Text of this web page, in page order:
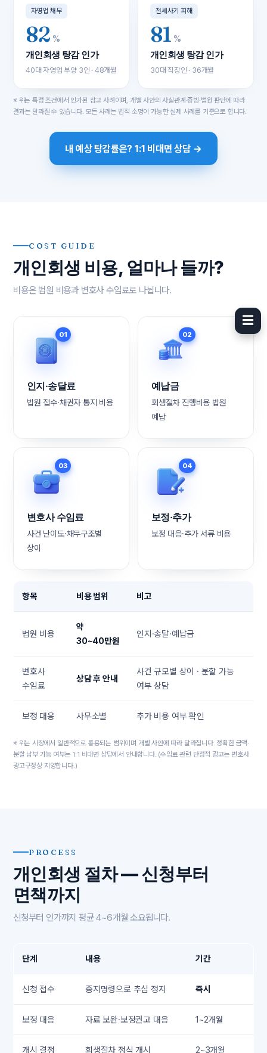
자영업 채무
82 %
개인회생 탕감 인가
40대 자영업 부양 3인 · 48개월
전세사기 피해
81 %
개인회생 탕감 인가
30대 직장인 · 36개월
※ 위는 특정 조건에서 인가된 참고 사례이며, 개별 사안의 사실관계·증빙·법원 판단에 따라
결과는 달라질 수 있습니다. 모든 사례는 법적 소명이 가능한 실제 사례를 기준으로 합니다.
내 예상 탕감률은? 1:1 비대면 상담 →
COST GUIDE
개인회생 비용, 얼마나 들까?
비용은 법원 비용과 변호사 수임료로 나뉩니다.
01
인지·송달료
법원 접수·채권자 통지 비용
02
예납금
회생절차 진행비용 법원
예납
03
변호사 수임료
사건 난이도·채무구조별
상이
04
보정·추가
보정 대응·추가 서류 비용
항목 비용 범위 비고
법원 비용
약
30~40만원
인지·송달·예납금
변호사
수임료
상담 후 안내
사건 규모별 상이 · 분할 가능
여부 상담
보정 대응 사무소별 추가 비용 여부 확인
※ 위는 시장에서 일반적으로 통용되는 범위이며 개별 사안에 따라 달라집니다. 정확한 금액·
분할 납부 가능 여부는 1:1 비대면 상담에서 안내합니다. (수임료 관련 단정적 광고는 변호사
광고규정상 지양합니다.)
PROCESS
개인회생 절차 — 신청부터
면책까지
신청부터 인가까지 평균 4~6개월 소요됩니다.
단계 내용 기간
신청 접수 중지명령으로 추심 정지 즉시
보정 대응 자료 보완·보정권고 대응 1~2개월
개시 결정 회생절차 정식 개시 2~3개월
☰